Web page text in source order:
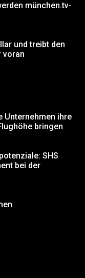
münchen.tv-
und treibt den
voran
Unternehmen ihre
bringen
SHS
bei der